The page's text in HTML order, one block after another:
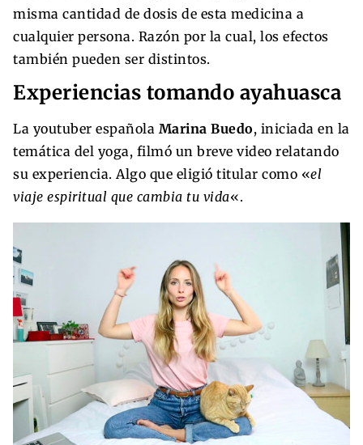
misma cantidad de dosis de esta medicina a
cualquier persona. Razón por la cual, los efectos
también pueden ser distintos.
Experiencias tomando ayahuasca
La youtuber española Marina Buedo, iniciada en la
temática del yoga, filmó un breve video relatando
su experiencia. Algo que eligió titular como «el
viaje espiritual que cambia tu vida«.